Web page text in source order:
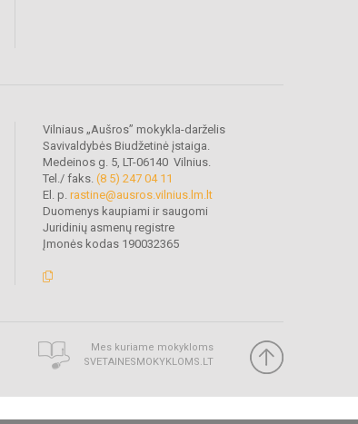
Vilniaus „Aušros” mokykla-darželis
Savivaldybės Biudžetinė įstaiga.
Medeinos g. 5, LT-06140 Vilnius.
Tel./ faks. (8 5) 247 04 11
El. p. rastine@ausros.vilnius.lm.lt
Duomenys kaupiami ir saugomi
Juridinių asmenų registre
Įmonės kodas 190032365
Mes kuriame mokykloms
SVETAINESMOKYKLOMS.LT